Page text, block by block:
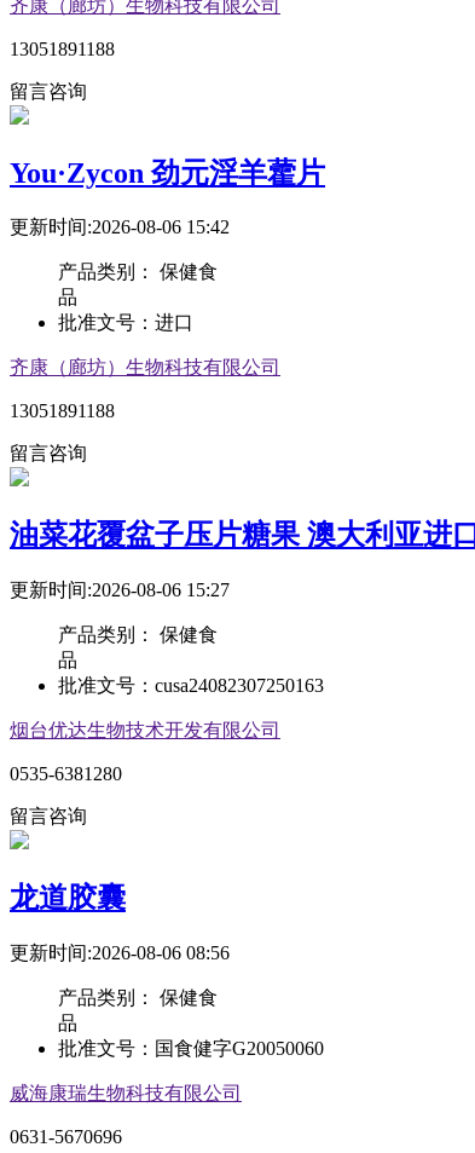
齐康（廊坊）生物科技有限公司
13051891188
留言咨询
You·Zycon 劲元淫羊藿片
更新时间:2026-08-06 15:42
产品类别： 保健食
品
批准文号： 进口
齐康（廊坊）生物科技有限公司
13051891188
留言咨询
油菜花覆盆子压片糖果 澳大利亚进口
更新时间:2026-08-06 15:27
产品类别： 保健食
品
批准文号： cusa24082307250163
烟台优达生物技术开发有限公司
0535-6381280
留言咨询
龙道胶囊
更新时间:2026-08-06 08:56
产品类别： 保健食
品
批准文号： 国食健字G20050060
威海康瑞生物科技有限公司
0631-5670696